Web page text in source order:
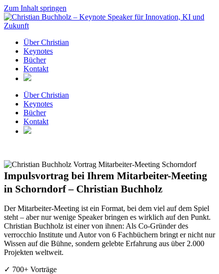
Zum Inhalt springen
Über Christian
Keynotes
Bücher
Kontakt
Über Christian
Keynotes
Bücher
Kontakt
Impulsvortrag bei Ihrem Mitarbeiter-Meeting
in Schorndorf – Christian Buchholz
Der Mitarbeiter-Meeting ist ein Format, bei dem viel auf dem Spiel
steht – aber nur wenige Speaker bringen es wirklich auf den Punkt.
Christian Buchholz ist einer von ihnen: Als Co-Gründer des
verrocchio Institute und Autor von 6 Fachbüchern bringt er nicht nur
Wissen auf die Bühne, sondern gelebte Erfahrung aus über 2.000
Projekten weltweit.
✓ 700+ Vorträge